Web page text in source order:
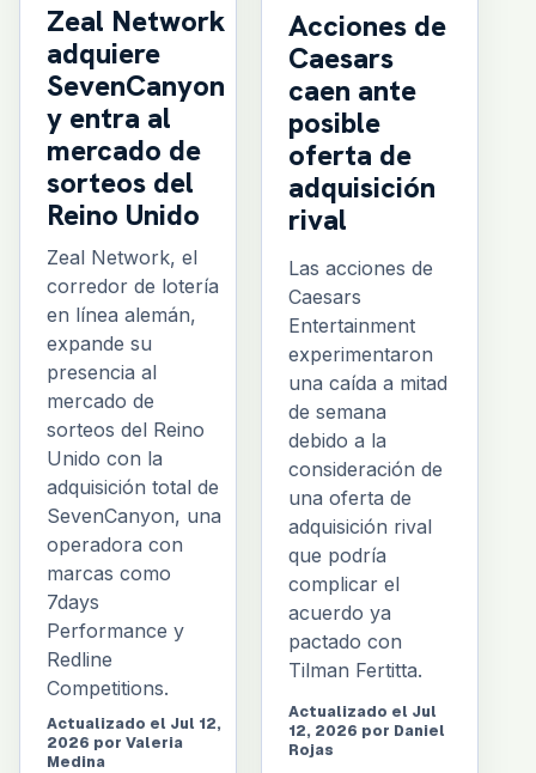
Zeal Network
adquiere
SevenCanyon
y entra al
mercado de
sorteos del
Reino Unido
Zeal Network, el
corredor de lotería
en línea alemán,
expande su
presencia al
mercado de
sorteos del Reino
Unido con la
adquisición total de
SevenCanyon, una
operadora con
marcas como
7days
Performance y
Redline
Competitions.
Actualizado el Jul 12,
2026 por Valeria
Medina
Acciones de
Caesars
caen ante
posible
oferta de
adquisición
rival
Las acciones de
Caesars
Entertainment
experimentaron
una caída a mitad
de semana
debido a la
consideración de
una oferta de
adquisición rival
que podría
complicar el
acuerdo ya
pactado con
Tilman Fertitta.
Actualizado el Jul
12, 2026 por Daniel
Rojas